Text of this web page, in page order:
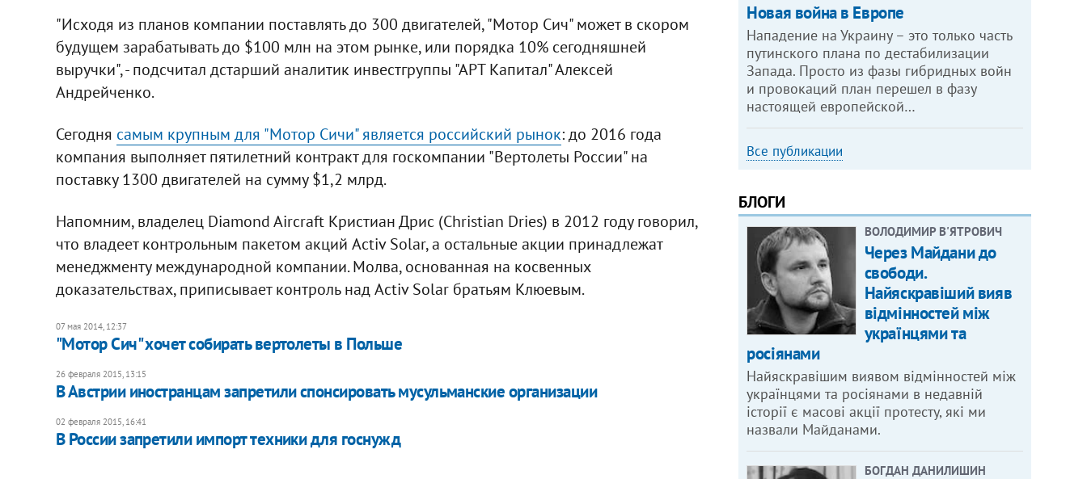
"Исходя из планов компании поставлять до 300 двигателей, "Мотор Сич" может в скором
будущем зарабатывать до $100 млн на этом рынке, или порядка 10% сегодняшней
выручки", - подсчитал дстарший аналитик инвестгруппы "АРТ Капитал" Алексей
Андрейченко.
Сегодня самым крупным для "Мотор Сичи" является российский рынок: до 2016 года
компания выполняет пятилетний контракт для госкомпании "Вертолеты России" на
поставку 1300 двигателей на сумму $1,2 млрд.
Напомним, владелец Diamond Aircraft Кристиан Дрис (Christian Dries) в 2012 году говорил,
что владеет контрольным пакетом акций Activ Solar, а остальные акции принадлежат
менеджменту международной компании. Молва, основанная на косвенных
доказательствах, приписывает контроль над Activ Solar братьям Клюевым.
07 мая 2014, 12:37
"Мотор Сич" хочет собирать вертолеты в Польше
26 февраля 2015, 13:15
В Австрии иностранцам запретили спонсировать мусульманские организации
02 февраля 2015, 16:41
В России запретили импорт техники для госнужд
Новая война в Европе
Нападение на Украину – это только часть
путинского плана по дестабилизации
Запада. Просто из фазы гибридных войн
и провокаций план перешел в фазу
настоящей европейской…
Все публикации
БЛОГИ
ВОЛОДИМИР В'ЯТРОВИЧ
Через Майдани до
свободи.
Найяскравіший вияв
відмінностей між
українцями та
росіянами
Найяскравішим виявом відмінностей між
українцями та росіянами в недавній
історії є масові акції протесту, які ми
назвали Майданами.
БОГДАН ДАНИЛИШИН